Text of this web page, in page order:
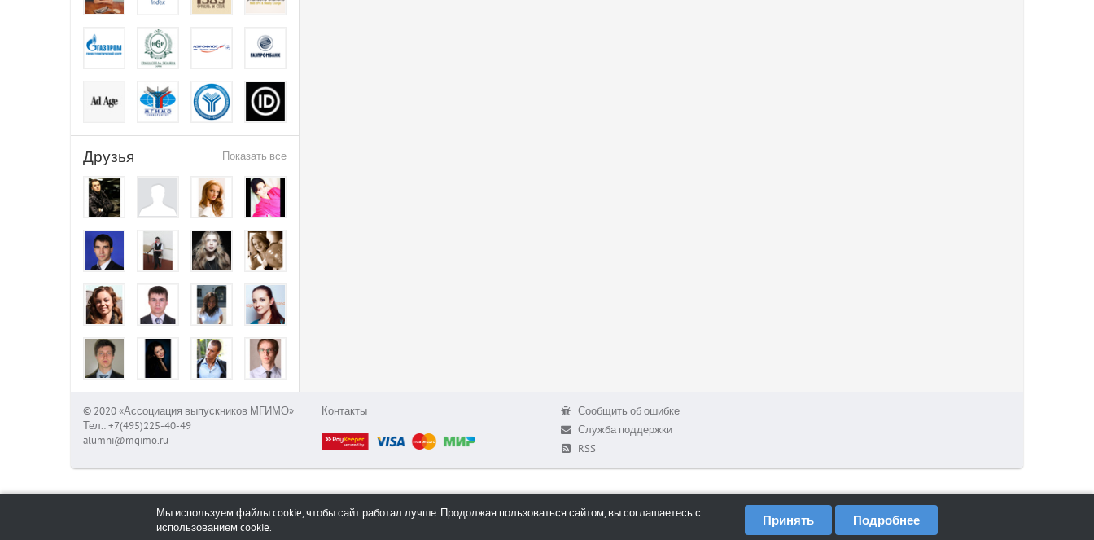
Показать все
Друзья
© 2020 «Ассоциация выпускников МГИМО»
Тел.: +7(495)225-40-49
alumni@mgimo.ru
Контакты
Сообщить об ошибке
Служба поддержки
RSS
Мы используем файлы cookie, чтобы сайт работал лучше. Продолжая пользоваться сайтом, вы соглашаетесь с
использованием cookie.
Принять Подробнее